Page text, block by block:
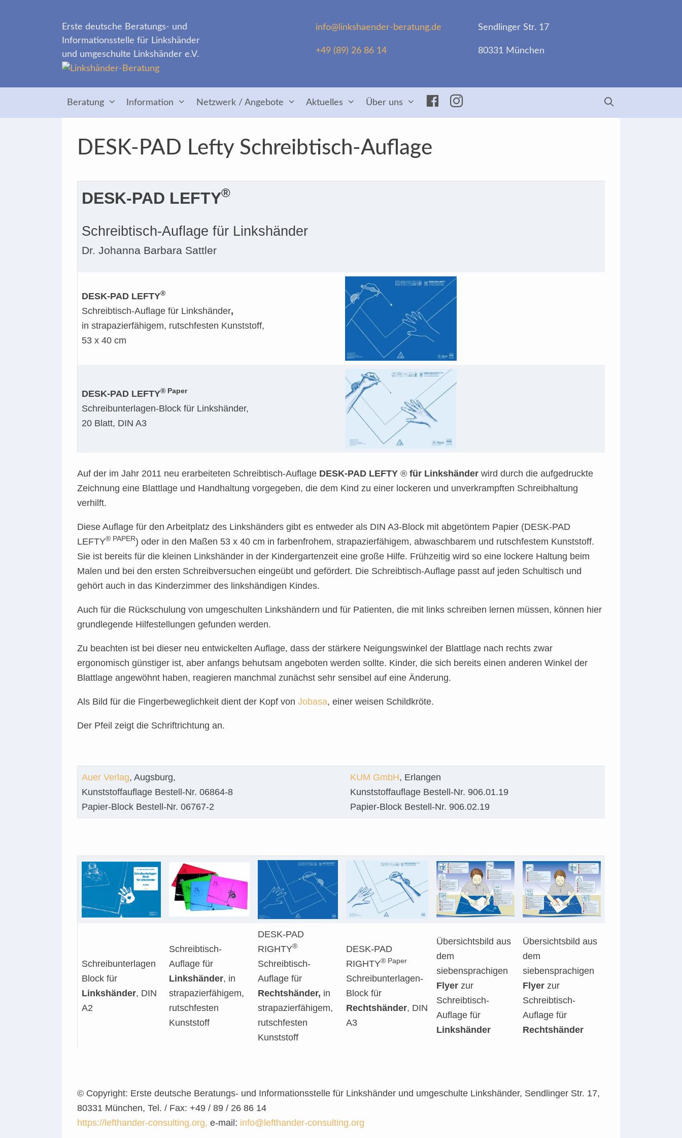
info@linkshaender-beratung.de
+49 (89) 26 86 14
Sendlinger Str. 17
80331 München
Erste deutsche Beratungs- und
Informationsstelle für Linkshänder
und umgeschulte Linkshänder e.V.
Beratung Information Netzwerk / Angebote Aktuelles Über uns Facebook
Insta
DESK-PAD Lefty Schreibtisch-Auflage
DESK-PAD LEFTY®
Schreibtisch-Auflage für Linkshänder
Dr. Johanna Barbara Sattler
DESK-PAD LEFTY®
Schreibtisch-Auflage für Linkshänder,
in strapazierfähigem, rutschfesten Kunststoff,
53 x 40 cm
DESK-PAD LEFTY® Paper
Schreibunterlagen-Block für Linkshänder,
20 Blatt, DIN A3
Auf der im Jahr 2011 neu erarbeiteten Schreibtisch-Auflage DESK-PAD LEFTY ® für Linkshänder wird durch die aufgedruckte
Zeichnung eine Blattlage und Handhaltung vorgegeben, die dem Kind zu einer lockeren und unverkrampften Schreibhaltung
verhilft.
Diese Auflage für den Arbeitplatz des Linkshänders gibt es entweder als DIN A3-Block mit abgetöntem Papier (DESK-PAD
LEFTY® PAPER) oder in den Maßen 53 x 40 cm in farbenfrohem, strapazierfähigem, abwaschbarem und rutschfestem Kunststoff.
Sie ist bereits für die kleinen Linkshänder in der Kindergartenzeit eine große Hilfe. Frühzeitig wird so eine lockere Haltung beim
Malen und bei den ersten Schreibversuchen eingeübt und gefördert. Die Schreibtisch-Auflage passt auf jeden Schultisch und
gehört auch in das Kinderzimmer des linkshändigen Kindes.
Auch für die Rückschulung von umgeschulten Linkshändern und für Patienten, die mit links schreiben lernen müssen, können hier
grundlegende Hilfestellungen gefunden werden.
Zu beachten ist bei dieser neu entwickelten Auflage, dass der stärkere Neigungswinkel der Blattlage nach rechts zwar
ergonomisch günstiger ist, aber anfangs behutsam angeboten werden sollte. Kinder, die sich bereits einen anderen Winkel der
Blattlage angewöhnt haben, reagieren manchmal zunächst sehr sensibel auf eine Änderung.
Als Bild für die Fingerbeweglichkeit dient der Kopf von Jobasa, einer weisen Schildkröte.
Der Pfeil zeigt die Schriftrichtung an.
Auer Verlag, Augsburg,
Kunststoffauflage Bestell-Nr. 06864-8
Papier-Block Bestell-Nr. 06767-2
KUM GmbH, Erlangen
Kunststoffauflage Bestell-Nr. 906.01.19
Papier-Block Bestell-Nr. 906.02.19
Schreibunterlagen
Block für
Linkshänder, DIN
A2
Schreibtisch-
Auflage für
Linkshänder, in
strapazierfähigem,
rutschfesten
Kunststoff
DESK-PAD
RIGHTY®
Schreibtisch-
Auflage für
Rechtshänder, in
strapazierfähigem,
rutschfesten
Kunststoff
DESK-PAD
RIGHTY® Paper
Schreibunterlagen-
Block für
Rechtshänder, DIN
A3
Übersichtsbild aus
dem
siebensprachigen
Flyer zur
Schreibtisch-
Auflage für
Linkshänder
Übersichtsbild aus
dem
siebensprachigen
Flyer zur
Schreibtisch-
Auflage für
Rechtshänder
© Copyright: Erste deutsche Beratungs- und Informationsstelle für Linkshänder und umgeschulte Linkshänder, Sendlinger Str. 17,
80331 München, Tel. / Fax: +49 / 89 / 26 86 14
https://lefthander-consulting.org, e-mail: info@lefthander-consulting.org